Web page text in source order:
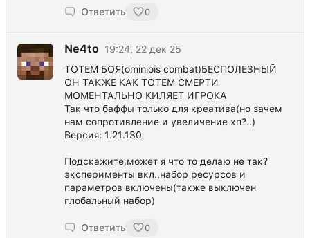
Ответить 0
Ne4to 19:24, 22 дек 25
ТОТЕМ БОЯ(ominiois combat)БЕСПОЛЕЗНЫЙ
ОН ТАКЖЕ КАК ТОТЕМ СМЕРТИ
МОМЕНТАЛЬНО КИЛЯЕТ ИГРОКА
Так что баффы только для креатива(но зачем
нам сопротивление и увеличение хп?..)
Версия: 1.21.130
Подскажите,может я что то делаю не так?
эксперименты вкл.,набор ресурсов и
параметров включены(также выключен
глобальный набор)
Ответить 0